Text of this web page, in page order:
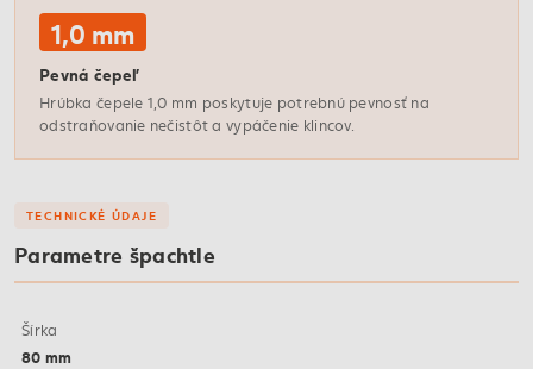
1,0 mm
Pevná čepeľ
Hrúbka čepele 1,0 mm poskytuje potrebnú pevnosť na
odstraňovanie nečistôt a vypáčenie klincov.
TECHNICKÉ ÚDAJE
Parametre špachtle
Šírka
80 mm